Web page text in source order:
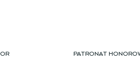
PATRONAT